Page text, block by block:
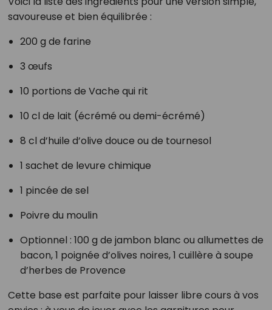
savoureuse et bien équilibrée :
200 g de farine
3 œufs
10 portions de Vache qui rit
10 cl de lait (écrémé ou demi-écrémé)
8 cl d’huile d’olive douce ou de tournesol
1 sachet de levure chimique
1 pincée de sel
Poivre du moulin
Optionnel : 100 g de jambon blanc ou allumettes de
bacon, 1 poignée d’olives noires, 1 cuillère à soupe
d’herbes de Provence
Cette base est parfaite pour laisser libre cours à vos